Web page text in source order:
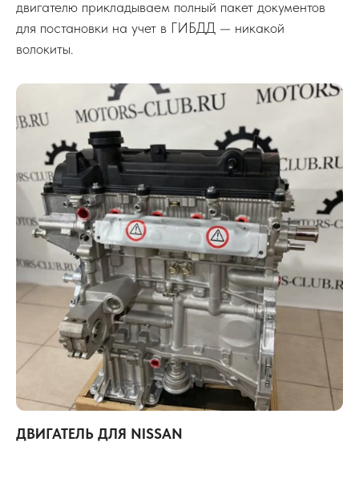
двигателю прикладываем полный пакет документов
для постановки на учет в ГИБДД — никакой
волокиты.
ДВИГАТЕЛЬ ДЛЯ NISSAN